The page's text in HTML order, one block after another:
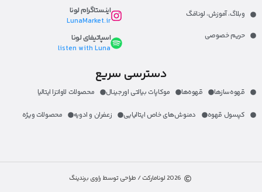
وبلاگ، آموزش، لونا‌مَگ​
حریم خصوصی
اینستاگرام لونا
LunaMarket.ir
اسپاتیفای لونا
listen with Luna
دسترسی سریع
قهوه‌ساز‌ها قهوه‌ها موکاپات بیالتی اورجینال محصولات لاواتزا ایتالیا
کپسول قهوه دمنوش‌های خاص ایتالیایی زعفران و ادویه محصولات ویژه
2026 لونامارکت / طراحی توسط راوی برندینگ